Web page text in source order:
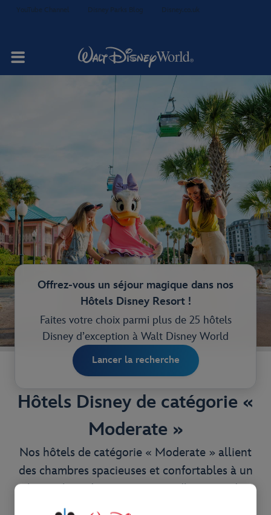
YouTube Channel Disney Parks Blog Disney.co.uk
Offrez-vous un séjour magique dans nos
Hôtels Disney Resort !
Faites votre choix parmi plus de 25 hôtels
Disney d’exception à Walt Disney World
Lancer la recherche
Hôtels Disney de catégorie «
Moderate »
Nos hôtels de catégorie « Moderate » allient
des chambres spacieuses et confortables à un
large choix de restaurants et d’activités de
loisirs, le tout sublimé par une immersion